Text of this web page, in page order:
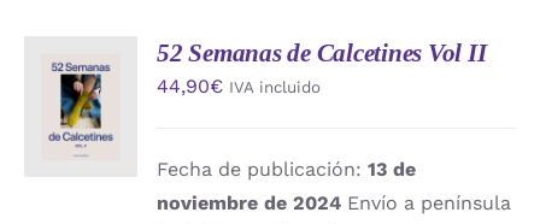
AÑADIR
AL
CARRITO
/
DETALLES
52 Semanas de Calcetines Vol II
44,90€ IVA incluido
Fecha de publicación:13 de
noviembre de 2024 Envío a península